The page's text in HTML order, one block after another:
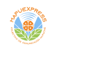
Skip
main